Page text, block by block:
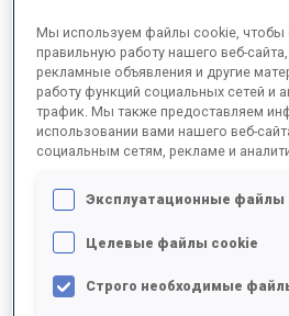
Diamond-bright Lisa and Julia
Мы используем файлы cookie, чтобы
правильную работу нашего веб-
рекламные объявления и другие
работу функций социальных сетей и
трафик. Мы также предоставляем
использовании вами нашего веб-
социальным сетям, рекламе и
Эксплуатационные файлы
Целевые файлы cookie
Строго необходимые